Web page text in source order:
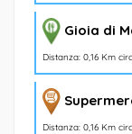
Gioia di
Distanza: 0,16 Km
Distanza: 0,16 Km